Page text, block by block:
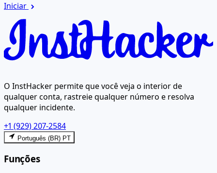
Iniciar
O InstHacker permite que você veja o interior de
qualquer conta, rastreie qualquer número e resolva
qualquer incidente.
+1 (929) 207-2584
Português (BR) PT
Funções